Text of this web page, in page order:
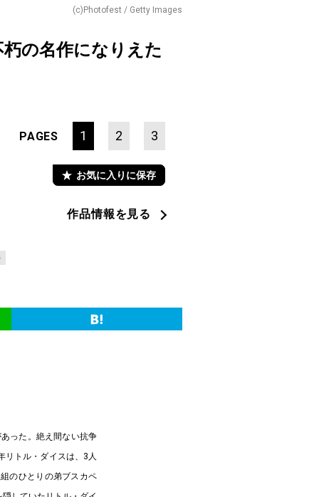
(c)Photofest / Getty Images
の名作になりえた
PAGES 1 2 3
お気に入りに保存
作品情報を見る
った。絶え間ない抗争
リトル・ダイスは、3人
のひとりの弟ブスカペ